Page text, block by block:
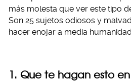
más molesta que ver este tipo
Son 25 sujetos odiosos y
hacer enojar a media
1. Que te hagan esto